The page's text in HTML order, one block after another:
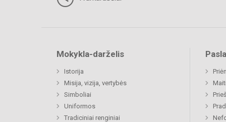
Mokykla-darželis
Istorija
Misija, vizija, vertybės
Simboliai
Uniformos
Tradiciniai renginiai